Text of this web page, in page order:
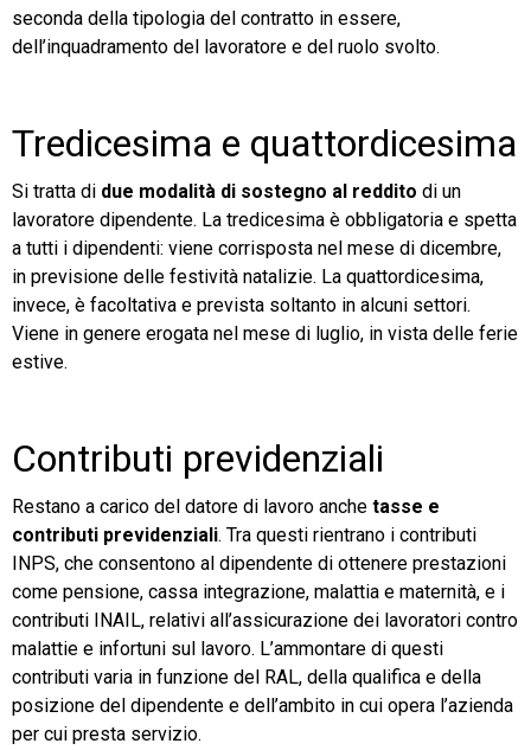
seconda della tipologia del contratto in essere,
dell’inquadramento del lavoratore e del ruolo svolto.
Tredicesima e quattordicesima
Si tratta di due modalità di sostegno al reddito di un
lavoratore dipendente. La tredicesima è obbligatoria e spetta
a tutti i dipendenti: viene corrisposta nel mese di dicembre,
in previsione delle festività natalizie. La quattordicesima,
invece, è facoltativa e prevista soltanto in alcuni settori.
Viene in genere erogata nel mese di luglio, in vista delle ferie
estive.
Contributi previdenziali
Restano a carico del datore di lavoro anche tasse e
contributi previdenziali. Tra questi rientrano i contributi
INPS, che consentono al dipendente di ottenere prestazioni
come pensione, cassa integrazione, malattia e maternità, e i
contributi INAIL, relativi all’assicurazione dei lavoratori contro
malattie e infortuni sul lavoro. L’ammontare di questi
contributi varia in funzione del RAL, della qualifica e della
posizione del dipendente e dell’ambito in cui opera l’azienda
per cui presta servizio.